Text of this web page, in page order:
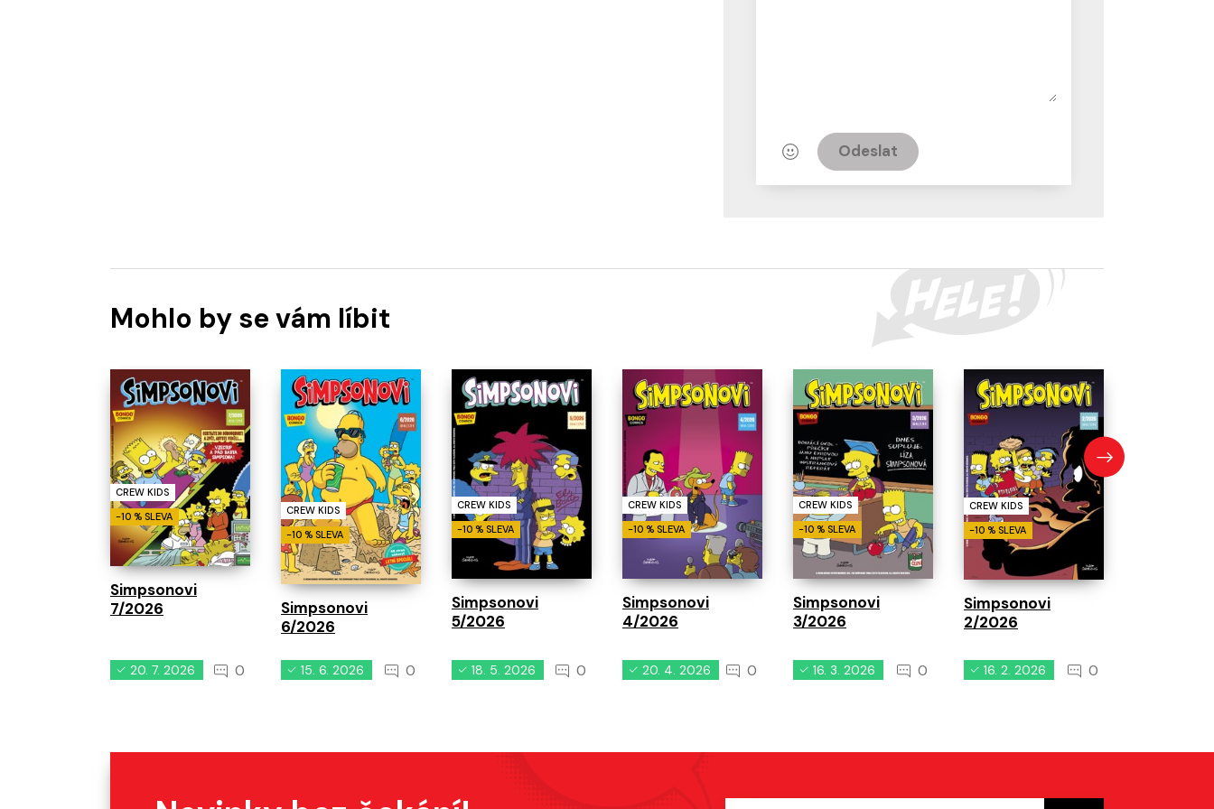
Odeslat
Mohlo by se vám líbit
CREW KIDS
-10 % SLEVA
Simpsonovi
7/2026
20. 7. 2026 0
CREW KIDS
-10 % SLEVA
Simpsonovi
6/2026
15. 6. 2026 0
CREW KIDS
-10 % SLEVA
Simpsonovi
5/2026
18. 5. 2026 0
CREW KIDS
-10 % SLEVA
Simpsonovi
4/2026
20. 4. 2026 0
CREW KIDS
-10 % SLEVA
Simpsonovi
3/2026
16. 3. 2026 0
CREW KIDS
-10 % SLEVA
Simpsonovi
2/2026
16. 2. 2026 0